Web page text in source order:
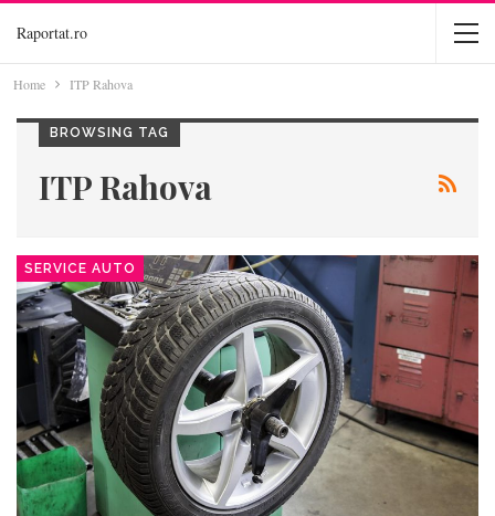
Raportat.ro
Home ITP Rahova
BROWSING TAG
ITP Rahova
SERVICE AUTO